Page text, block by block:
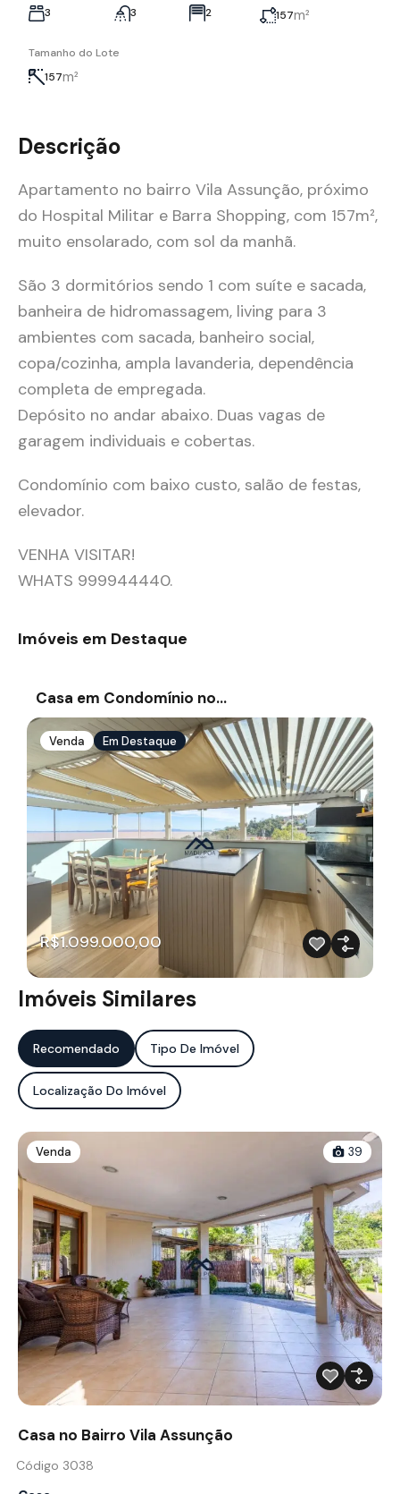
3
3
2
157m²
Tamanho do Lote
157m²
Descrição
Apartamento no bairro Vila Assunção, próximo
do Hospital Militar e Barra Shopping, com 157m²,
muito ensolarado, com sol da manhã.
São 3 dormitórios sendo 1 com suíte e sacada,
banheira de hidromassagem, living para 3
ambientes com sacada, banheiro social,
copa/cozinha, ampla lavanderia, dependência
completa de empregada.
Depósito no andar abaixo. Duas vagas de
garagem individuais e cobertas.
Condomínio com baixo custo, salão de festas,
elevador.
VENHA VISITAR!
WHATS 999944440.
Imóveis em Destaque
Casa em Condomínio no…
Venda Em Destaque
R$1.099.000,00
Imóveis Similares
Recomendado Tipo De Imóvel
Localização Do Imóvel
Venda 39
Casa no Bairro Vila Assunção
Código 3038